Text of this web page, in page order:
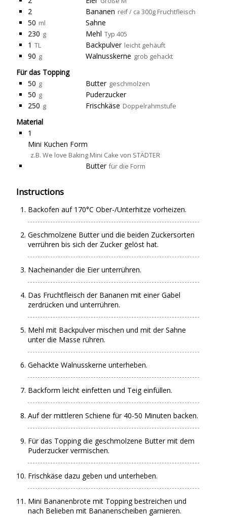
2 Bananen reif / ca 300g Fruchtfleisch
50 ml
Sahne
230 g Mehl Typ 405
1 TL Backpulver leicht gehäuft
90 g Walnusskerne grob gehackt
Für das Topping
50 g Butter geschmolzen
50 g
Puderzucker
250 g Frischkäse Doppelrahmstufe
Material
1
Mini Kuchen Form
z.B. We love Baking Mini Cake von STÄDTER
Butter für die Form
Instructions
Backofen auf 170°C Ober-/Unterhitze vorheizen.
Geschmolzene Butter und die beiden Zuckersorten
verrühren bis sich der Zucker gelöst hat.
Nacheinander die Eier unterrühren.
Das Fruchtfleisch der Bananen mit einer Gabel
zerdrücken und unterrühren.
Mehl mit Backpulver mischen und mit der Sahne
unter die Masse rühren.
Gehackte Walnusskerne unterheben.
Backform leicht einfetten und Teig einfüllen.
Auf der mittleren Schiene für 40-50 Minuten backen.
Für das Topping die geschmolzene Butter mit dem
Puderzucker vermischen.
Frischkäse dazu geben und unterheben.
Mini Bananenbrote mit Topping bestreichen und
nach Belieben mit Bananenscheiben garnieren.